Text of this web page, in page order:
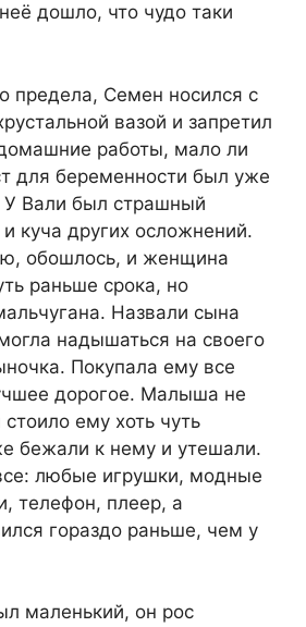
дошло, что чудо таки
предела, Семен носился с
вазой и запретил
работы, мало ли
для беременности был уже
Вали был страшный
и куча других осложнений.
обошлось, и женщина
раньше срока, но
Назвали сына
надышаться на своего
Покупала ему все
дорогое. Малыша не
стоило ему хоть чуть
бежали к нему и утешали.
любые игрушки, модные
телефон, плеер, а
гораздо раньше, чем у
маленький, он рос